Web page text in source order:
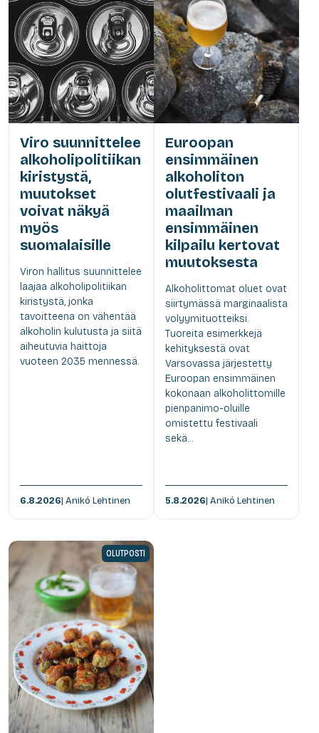
Viro suunnittelee
alkoholipolitiikan
kiristystä,
muutokset
voivat näkyä
myös
suomalaisille
Viron hallitus suunnittelee
laajaa alkoholipolitiikan
kiristystä, jonka
tavoitteena on vähentää
alkoholin kulutusta ja siitä
aiheutuvia haittoja
vuoteen 2035 mennessä.
6.8.2026| Anikó Lehtinen
Euroopan
ensimmäinen
alkoholiton
olutfestivaali ja
maailman
ensimmäinen
kilpailu kertovat
muutoksesta
Alkoholittomat oluet ovat
siirtymässä marginaalista
volyymituotteiksi.
Tuoreita esimerkkejä
kehityksestä ovat
Varsovassa järjestetty
Euroopan ensimmäinen
kokonaan alkoholittomille
pienpanimo-oluille
omistettu festivaali
sekä...
5.8.2026| Anikó Lehtinen
OLUTPOSTI